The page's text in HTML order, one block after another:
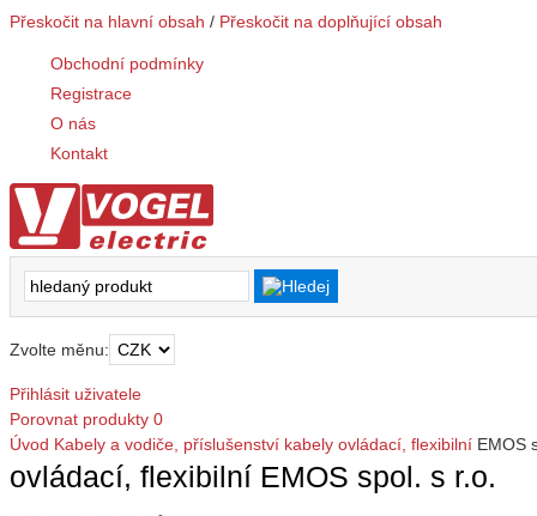
Přeskočit na hlavní obsah / Přeskočit na doplňující obsah
Obchodní podmínky
Registrace
O nás
Kontakt
Zvolte měnu:
Přihlásit uživatele
Porovnat produkty 0
Úvod Kabely a vodiče, příslušenství kabely ovládací, flexibilní EMOS
ovládací, flexibilní EMOS spol. s r.o.